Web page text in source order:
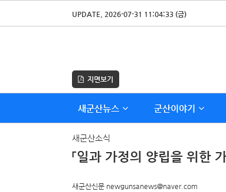
UPDATE. 2026-07-31 11:04:33 (금)
지면보기
새군산뉴스 군산이야기
새군산소식
「일과 가정의 양립을 위한
새군산신문 newgunsanews@naver.com